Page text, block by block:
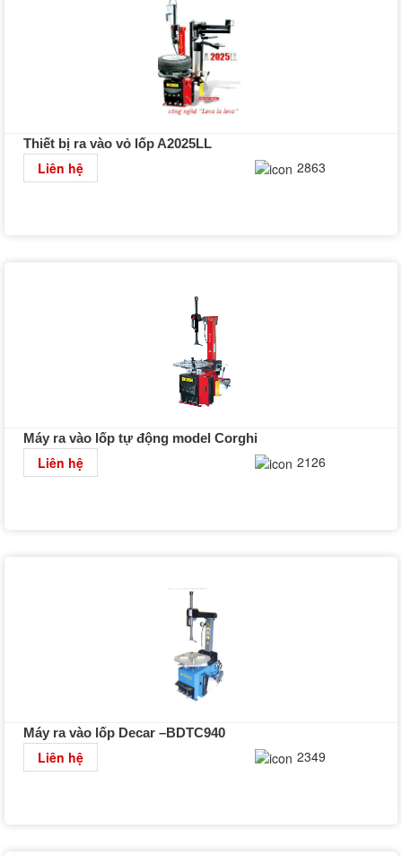
Thiết bị ra vào vỏ lốp A2025LL
Liên hệ 2863
Máy ra vào lốp tự động model Corghi
Liên hệ 2126
Máy ra vào lốp Decar –BDTC940
Liên hệ 2349